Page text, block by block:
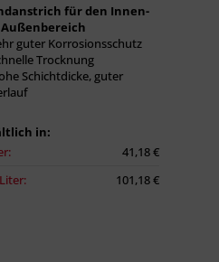
für den Innen-
guter Korrosionsschutz
Trocknung
Schichtdicke, guter
in:
41,18 €
101,18 €